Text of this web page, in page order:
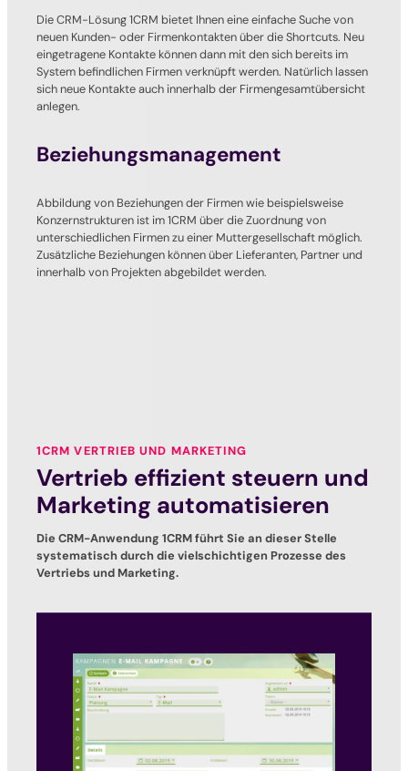
Die CRM-Lösung 1CRM bietet Ihnen eine einfache Suche von
neuen Kunden- oder Firmenkontakten über die Shortcuts. Neu
eingetragene Kontakte können dann mit den sich bereits im
System befindlichen Firmen verknüpft werden. Natürlich lassen
sich neue Kontakte auch innerhalb der Firmengesamtübersicht
anlegen.
Beziehungsmanagement
Abbildung von Beziehungen der Firmen wie beispielsweise
Konzernstrukturen ist im 1CRM über die Zuordnung von
unterschiedlichen Firmen zu einer Muttergesellschaft möglich.
Zusätzliche Beziehungen können über Lieferanten, Partner und
innerhalb von Projekten abgebildet werden.
1CRM VERTRIEB UND MARKETING
Vertrieb effizient steuern und
Marketing automatisieren
Die CRM-Anwendung 1CRM führt Sie an dieser Stelle
systematisch durch die vielschichtigen Prozesse des
Vertriebs und Marketing.